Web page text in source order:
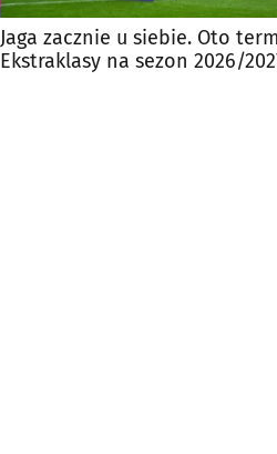
Jaga zacznie u siebie. Oto
Ekstraklasy na sezon 2026/